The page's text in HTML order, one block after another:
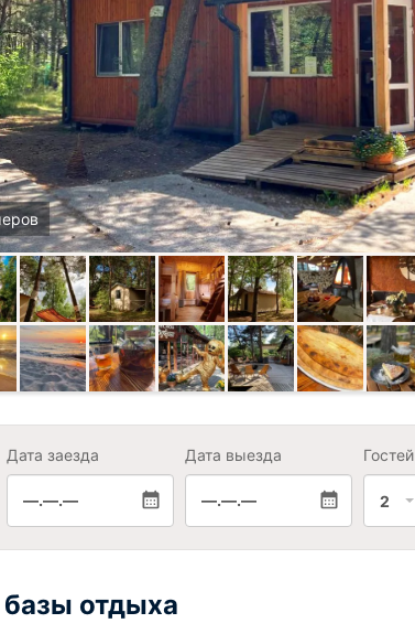
Дата заезда
—.—.—
Дата выезда
—.—.—
Гостей
2
базы отдыха